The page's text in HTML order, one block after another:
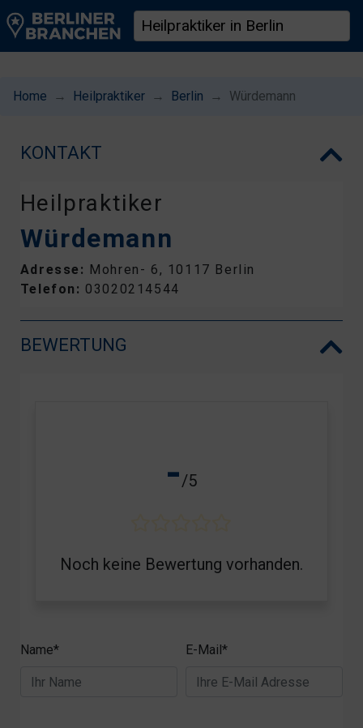
Home Heilpraktiker Berlin Würdemann
KONTAKT
Heilpraktiker
Würdemann
Adresse: Mohren- 6, 10117 Berlin
Telefon: 03020214544
BEWERTUNG
-/5
Noch keine Bewertung vorhanden.
Name* E-Mail*